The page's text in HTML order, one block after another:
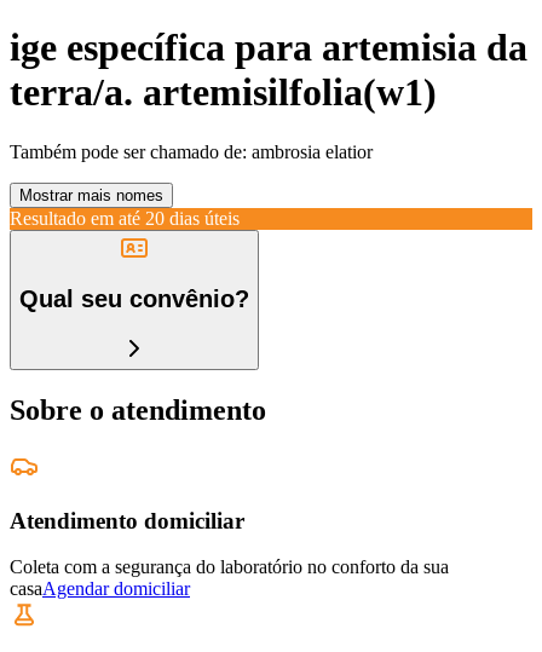
ige específica para artemisia da
terra/a. artemisilfolia(w1)
Também pode ser chamado de: ambrosia elatior
Mostrar mais nomes
Resultado em até 20 dias úteis
Qual seu convênio?
Sobre o atendimento
Atendimento domiciliar
Coleta com a segurança do laboratório no conforto da sua
casaAgendar domiciliar